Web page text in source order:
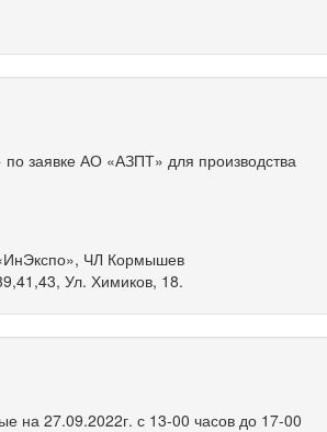
заявке АО «АЗПТ» для производства
ЧЛ Кормышев
Ул. Химиков, 18.
на 27.09.2022г. с 13-00 часов до 17-00